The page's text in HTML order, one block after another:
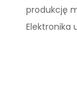
produkcję
Elektronika